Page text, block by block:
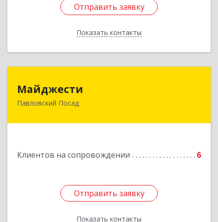
Отправить заявку
Показать контакты
Отправить заявку
Назад
Майджести
Павловский Посад
Клиентов на сопровождении 6
Отправить заявку
Показать контакты
142502, Московская обл, Павлово-Посадский р-
Подробнее
Отправить заявку
Назад